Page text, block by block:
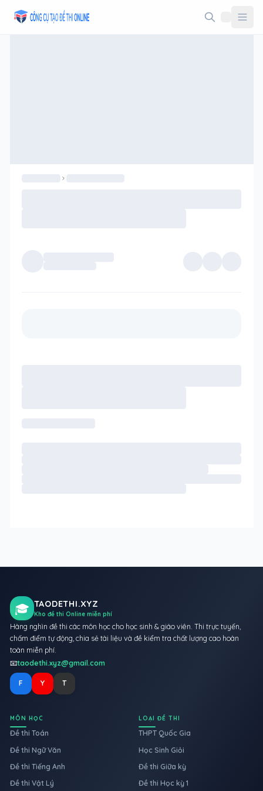
🎓 TAODETHI.XYZ
Kho đề thi Online miễn phí
Hàng nghìn đề thi các môn học cho học sinh & giáo viên. Thi trực tuyến,
chấm điểm tự động, chia sẻ tài liệu và đề kiểm tra chất lượng cao hoàn
toàn miễn phí.
📧taodethi.xyz@gmail.com
F Y T
MÔN HỌC
Đề thi Toán
Đề thi Ngữ Văn
Đề thi Tiếng Anh
Đề thi Vật Lý
LOẠI ĐỀ THI
THPT Quốc Gia
Học Sinh Giỏi
Đề thi Giữa kỳ
Đề thi Học kỳ 1